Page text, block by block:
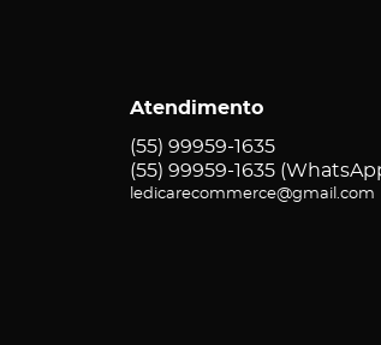
Atendimento
(55) 99959-1635
(55) 99959-1635
ledicarecommerce@gmail.com